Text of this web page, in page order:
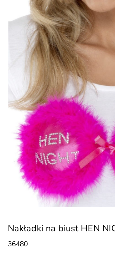
Nakładki na biust HEN
36480